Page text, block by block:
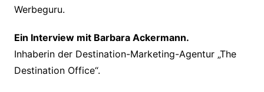
Werbeguru.
Ein Interview mit Barbara Ackermann.
Inhaberin der Destination-Marketing-Agentur „The
Destination Office“.